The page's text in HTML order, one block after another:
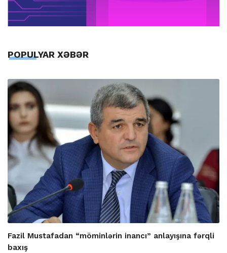
POPULYAR XƏBƏR
Fazil Mustafadan “möminlərin inancı” anlayışına fərqli
baxış